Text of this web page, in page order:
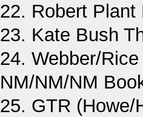
22. Robert
23. Kate Bush
24. Webber/
NM/NM/NM
25. GTR